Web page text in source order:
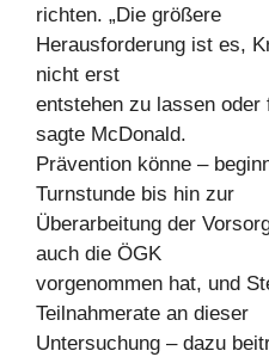
richten. „Die größere
Herausforderung ist es,
nicht erst
entstehen zu lassen oder
sagte McDonald.
Prävention könne –
Turnstunde bis hin zur
Überarbeitung der
auch die ÖGK
vorgenommen hat, und
Teilnahmerate an dieser
Untersuchung – dazu